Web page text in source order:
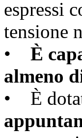
espressi
tensione
• È
almeno
• È